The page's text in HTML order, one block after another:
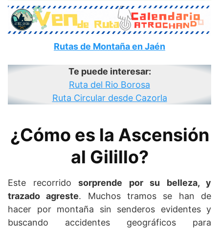
Rutas de Montaña en Jaén
Te puede interesar:
Ruta del Rio Borosa
Ruta Circular desde Cazorla
¿Cómo es la Ascensión
al Gilillo?
Este recorrido sorprende por su belleza, y
trazado agreste. Muchos tramos se han de
hacer por montaña sin senderos evidentes y
buscando accidentes geográficos para